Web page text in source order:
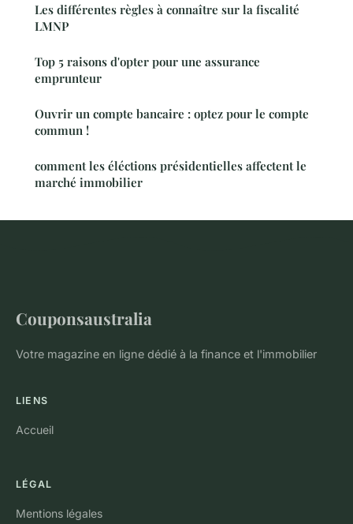
Les différentes règles à connaître sur la fiscalité
LMNP
Top 5 raisons d'opter pour une assurance
emprunteur
Ouvrir un compte bancaire : optez pour le compte
commun !
comment les éléctions présidentielles affectent le
marché immobilier
Couponsaustralia
Votre magazine en ligne dédié à la finance et l'immobilier
LIENS
Accueil
LÉGAL
Mentions légales